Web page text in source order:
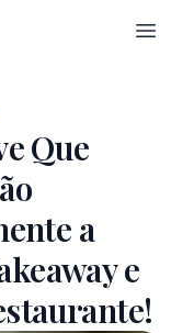
Open
Que
a
e